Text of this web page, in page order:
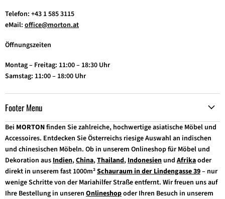
Telefon: +43 1 585 3115
eMail: office@morton.at
Öffnungszeiten
Montag – Freitag: 11:00 – 18:30 Uhr
Samstag: 11:00 – 18:00 Uhr
Footer Menu
Bei MORTONfinden Sie zahlreiche, hochwertige asiatische Möbel und
Accessoires. Entdecken Sie Österreichs riesige Auswahl an indischen
und chinesischen Möbeln. Ob in unserem Onlineshop für Möbel und
Dekoration aus Indien,China,Thailand, Indonesien und Afrikaoder
direkt in unserem fast 1000m²Schauraum in der Lindengasse 39– nur
wenige Schritte von der Mariahilfer Straße entfernt. Wir freuen uns auf
Ihre Bestellung in unseren Onlineshopoder Ihren Besuch in unserem